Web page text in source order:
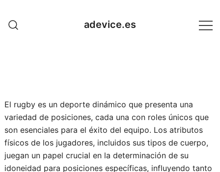
content
adevice.es
El rugby es un deporte dinámico que presenta una
variedad de posiciones, cada una con roles únicos que
son esenciales para el éxito del equipo. Los atributos
físicos de los jugadores, incluidos sus tipos de cuerpo,
juegan un papel crucial en la determinación de su
idoneidad para posiciones específicas, influyendo tanto